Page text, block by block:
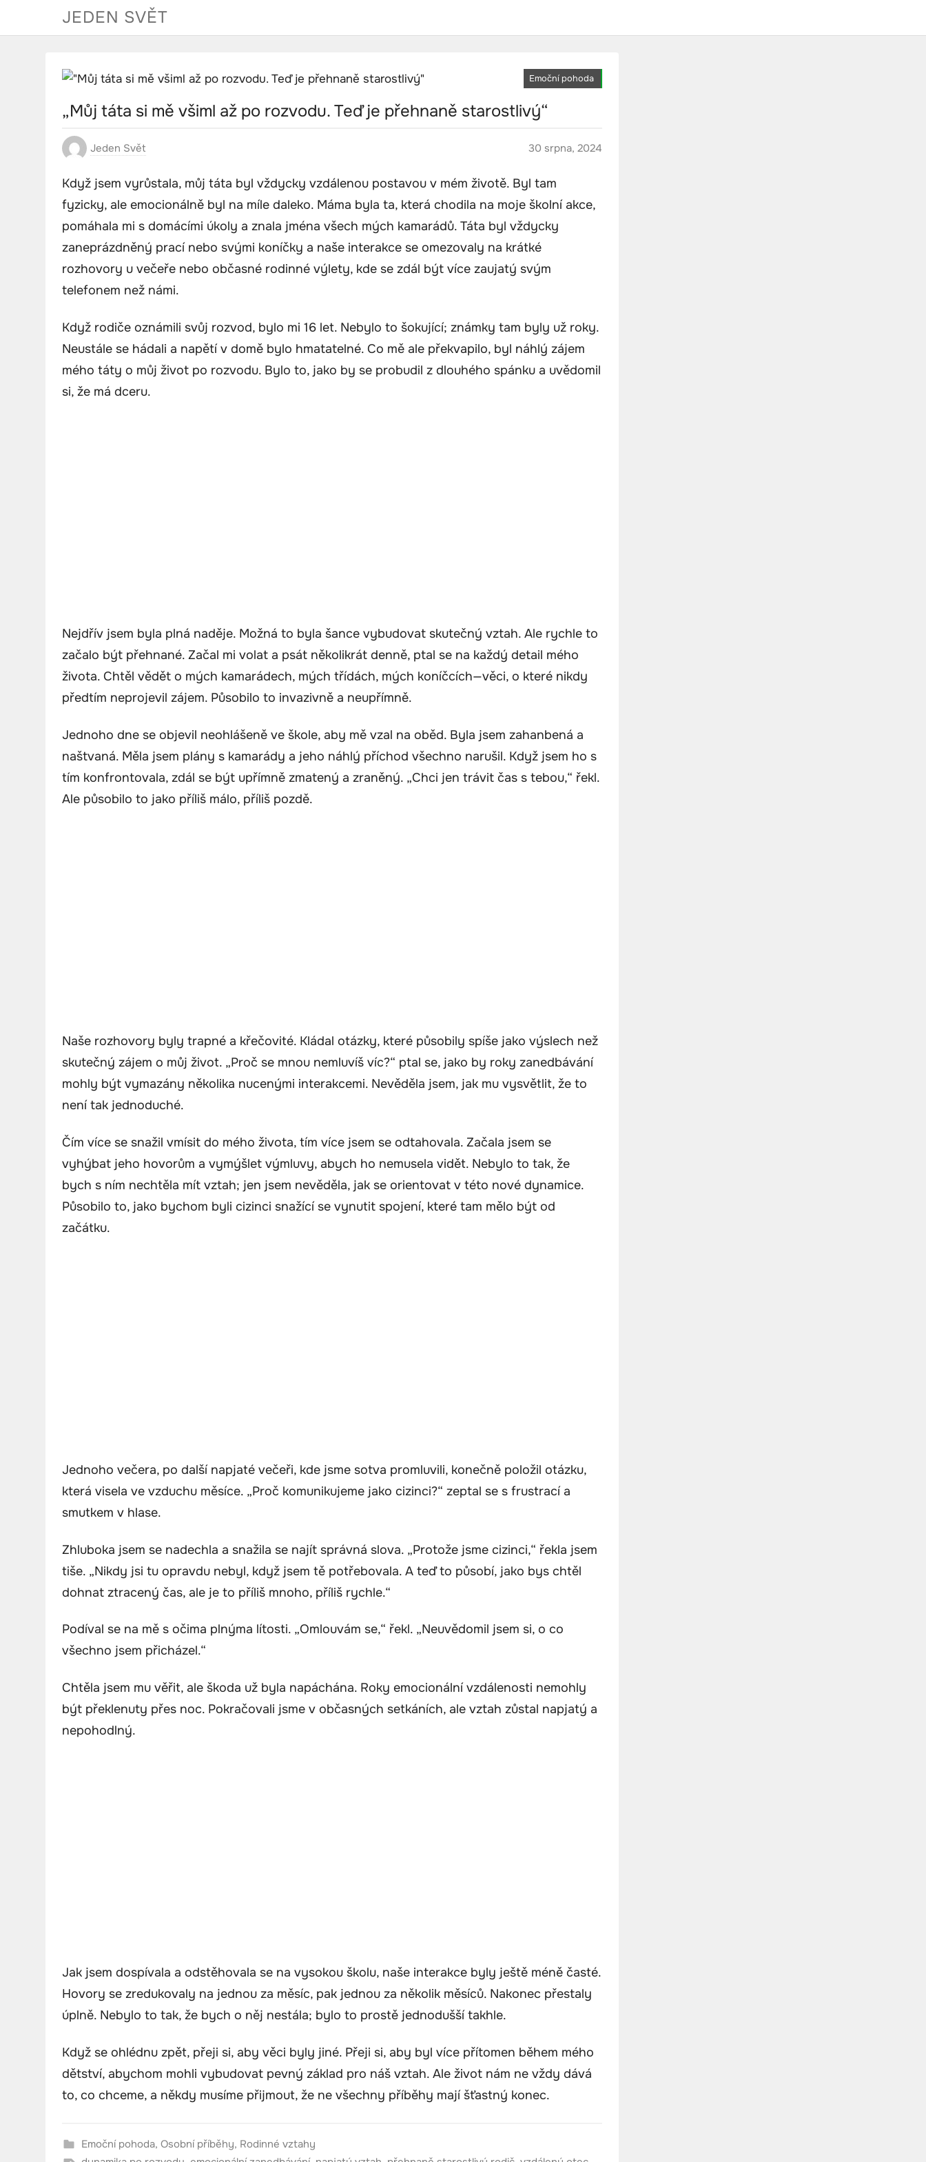
JEDEN SVĚT
Emoční pohoda
„Můj táta si mě všiml až po rozvodu. Teď je přehnaně starostlivý“
Jeden Svět 30 srpna, 2024
Když jsem vyrůstala, můj táta byl vždycky vzdálenou postavou v mém životě. Byl tam
fyzicky, ale emocionálně byl na míle daleko. Máma byla ta, která chodila na moje školní akce,
pomáhala mi s domácími úkoly a znala jména všech mých kamarádů. Táta byl vždycky
zaneprázdněný prací nebo svými koníčky a naše interakce se omezovaly na krátké
rozhovory u večeře nebo občasné rodinné výlety, kde se zdál být více zaujatý svým
telefonem než námi.
Když rodiče oznámili svůj rozvod, bylo mi 16 let. Nebylo to šokující; známky tam byly už roky.
Neustále se hádali a napětí v domě bylo hmatatelné. Co mě ale překvapilo, byl náhlý zájem
mého táty o můj život po rozvodu. Bylo to, jako by se probudil z dlouhého spánku a uvědomil
si, že má dceru.
Nejdřív jsem byla plná naděje. Možná to byla šance vybudovat skutečný vztah. Ale rychle to
začalo být přehnané. Začal mi volat a psát několikrát denně, ptal se na každý detail mého
života. Chtěl vědět o mých kamarádech, mých třídách, mých koníčcích—věci, o které nikdy
předtím neprojevil zájem. Působilo to invazivně a neupřímně.
Jednoho dne se objevil neohlášeně ve škole, aby mě vzal na oběd. Byla jsem zahanbená a
naštvaná. Měla jsem plány s kamarády a jeho náhlý příchod všechno narušil. Když jsem ho s
tím konfrontovala, zdál se být upřímně zmatený a zraněný. „Chci jen trávit čas s tebou,“ řekl.
Ale působilo to jako příliš málo, příliš pozdě.
Naše rozhovory byly trapné a křečovité. Kládal otázky, které působily spíše jako výslech než
skutečný zájem o můj život. „Proč se mnou nemluvíš víc?“ ptal se, jako by roky zanedbávání
mohly být vymazány několika nucenými interakcemi. Nevěděla jsem, jak mu vysvětlit, že to
není tak jednoduché.
Čím více se snažil vmísit do mého života, tím více jsem se odtahovala. Začala jsem se
vyhýbat jeho hovorům a vymýšlet výmluvy, abych ho nemusela vidět. Nebylo to tak, že
bych s ním nechtěla mít vztah; jen jsem nevěděla, jak se orientovat v této nové dynamice.
Působilo to, jako bychom byli cizinci snažící se vynutit spojení, které tam mělo být od
začátku.
Jednoho večera, po další napjaté večeři, kde jsme sotva promluvili, konečně položil otázku,
která visela ve vzduchu měsíce. „Proč komunikujeme jako cizinci?“ zeptal se s frustrací a
smutkem v hlase.
Zhluboka jsem se nadechla a snažila se najít správná slova. „Protože jsme cizinci,“ řekla jsem
tiše. „Nikdy jsi tu opravdu nebyl, když jsem tě potřebovala. A teď to působí, jako bys chtěl
dohnat ztracený čas, ale je to příliš mnoho, příliš rychle.“
Podíval se na mě s očima plnýma lítosti. „Omlouvám se,“ řekl. „Neuvědomil jsem si, o co
všechno jsem přicházel.“
Chtěla jsem mu věřit, ale škoda už byla napáchána. Roky emocionální vzdálenosti nemohly
být překlenuty přes noc. Pokračovali jsme v občasných setkáních, ale vztah zůstal napjatý a
nepohodlný.
Jak jsem dospívala a odstěhovala se na vysokou školu, naše interakce byly ještě méně časté.
Hovory se zredukovaly na jednou za měsíc, pak jednou za několik měsíců. Nakonec přestaly
úplně. Nebylo to tak, že bych o něj nestála; bylo to prostě jednodušší takhle.
Když se ohlédnu zpět, přeji si, aby věci byly jiné. Přeji si, aby byl více přítomen během mého
dětství, abychom mohli vybudovat pevný základ pro náš vztah. Ale život nám ne vždy dává
to, co chceme, a někdy musíme přijmout, že ne všechny příběhy mají šťastný konec.
Emoční pohoda, Osobní příběhy, Rodinné vztahy